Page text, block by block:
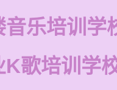
音乐培训学
K歌培训学